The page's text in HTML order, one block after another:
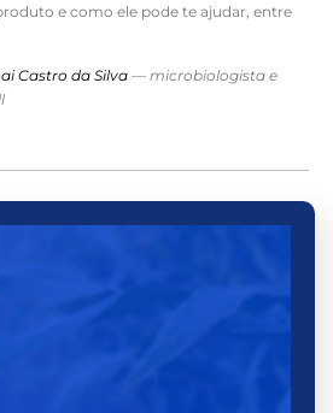
e como ele pode te ajudar, entre
Castro da Silva— microbiologista e